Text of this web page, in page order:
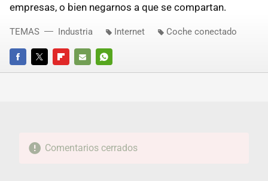
empresas, o bien negarnos a que se compartan.
FACEBOOKTWITTERFLIPBOARD
E-
WHATSAPP
TEMAS Industria Internet Coche conectado
Comentarios cerrados